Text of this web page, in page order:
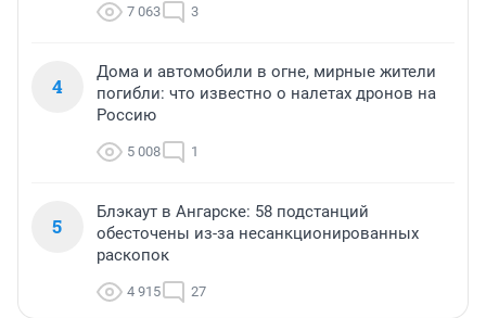
7 063 3
4
Дома и автомобили в огне, мирные жители
погибли: что известно о налетах дронов на
Россию
5 008 1
5
Блэкаут в Ангарске: 58 подстанций
обесточены из-за несанкционированных
раскопок
4 915 27